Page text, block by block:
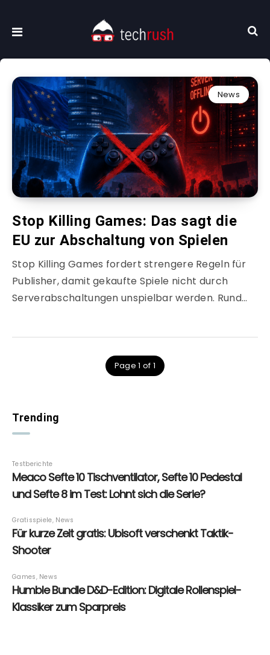
News
Stop Killing Games: Das sagt die
EU zur Abschaltung von Spielen
Stop Killing Games fordert strengere Regeln für
Publisher, damit gekaufte Spiele nicht durch
Serverabschaltungen unspielbar werden. Rund…
Page 1 of 1
Trending